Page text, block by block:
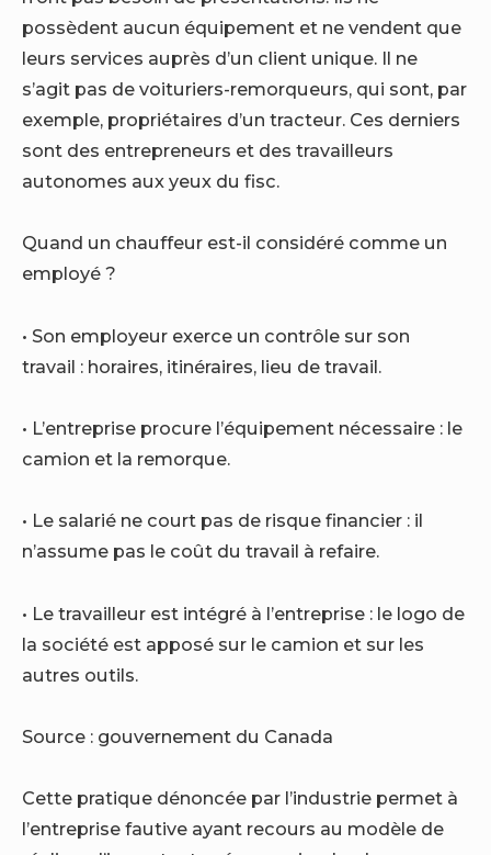
possèdent aucun équipement et ne vendent que
leurs services auprès d’un client unique. Il ne
s’agit pas de voituriers-remorqueurs, qui sont, par
exemple, propriétaires d’un tracteur. Ces derniers
sont des entrepreneurs et des travailleurs
autonomes aux yeux du fisc.
Quand un chauffeur est-il considéré comme un
employé ?
• Son employeur exerce un contrôle sur son
travail : horaires, itinéraires, lieu de travail.
• L’entreprise procure l’équipement nécessaire : le
camion et la remorque.
• Le salarié ne court pas de risque financier : il
n’assume pas le coût du travail à refaire.
• Le travailleur est intégré à l’entreprise : le logo de
la société est apposé sur le camion et sur les
autres outils.
Source : gouvernement du Canada
Cette pratique dénoncée par l’industrie permet à
l’entreprise fautive ayant recours au modèle de